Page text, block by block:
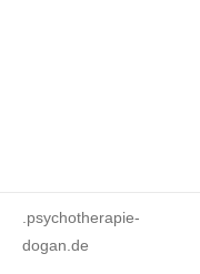
.psychotherapie-
dogan.de